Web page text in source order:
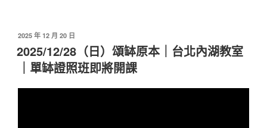
2025 年 12 月 20 日
2025/12/28（日）頌缽原本｜台北內湖教室
｜單缽證照班即將開課